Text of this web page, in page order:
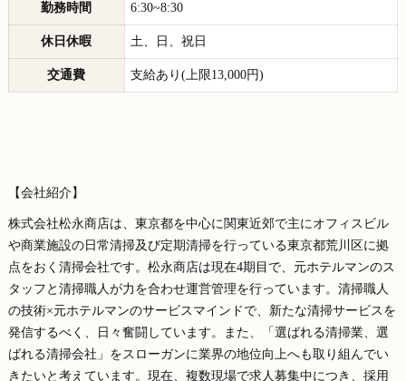
勤務時間 6:30~8:30
休日休暇 土、日、祝日
交通費 支給あり(上限13,000円)
【会社紹介】
株式会社松永商店は、東京都を中心に関東近郊で主にオフィスビル
や商業施設の日常清掃及び定期清掃を行っている東京都荒川区に拠
点をおく清掃会社です。松永商店は現在4期目で、元ホテルマンのス
タッフと清掃職人が力を合わせ運営管理を行っています。清掃職人
の技術×元ホテルマンのサービスマインドで、新たな清掃サービスを
発信するべく、日々奮闘しています。また、「選ばれる清掃業、選
ばれる清掃会社」をスローガンに業界の地位向上へも取り組んでい
きたいと考えています。現在、複数現場で求人募集中につき、採用